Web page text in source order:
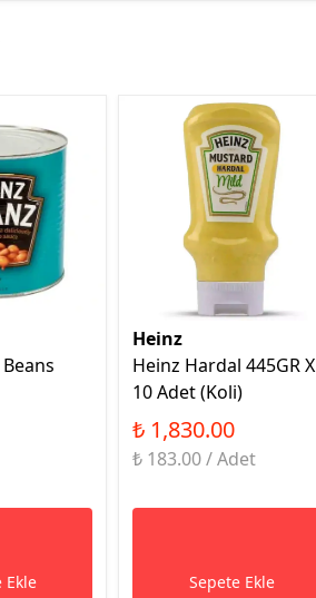
Ekle
Heinz
Heinz Hardal 445GR X
10 Adet (Koli)
₺ 1,830.00
₺ 183.00 / Adet
Sepete Ekle